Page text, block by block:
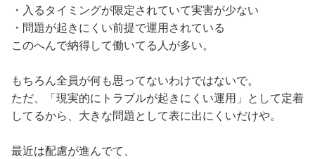
・入るタイミングが限定されていて実害が少ない
・問題が起きにくい前提で運用されている
このへんで納得して働いてる人が多い。
もちろん全員が何も思ってないわけではないで。
ただ、「現実的にトラブルが起きにくい運用」として定着
してるから、大きな問題として表に出にくいだけや。
最近は配慮が進んでて、